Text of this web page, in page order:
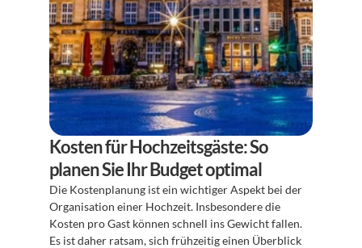
Kosten für Hochzeitsgäste: So
planen Sie Ihr Budget optimal
Die Kostenplanung ist ein wichtiger Aspekt bei der
Organisation einer Hochzeit. Insbesondere die
Kosten pro Gast können schnell ins Gewicht fallen.
Es ist daher ratsam, sich frühzeitig einen Überblick